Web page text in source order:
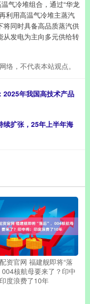
气冷堆组合，通过“华龙
利用高温气冷堆主蒸汽
将同时具备高品质蒸汽供
从发电为主向多元供给转
络，不代表本站观点。
2025年我国高技术产品
续扩张，25年上半年海
资官网 福建舰即将“落
004核航母要来了？印中
度浪费了10年